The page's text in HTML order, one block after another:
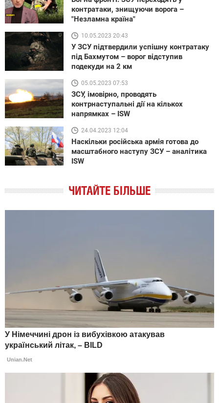
контратаки, знищуючи ворога –
"Незламна країна"
10.05.2023 20:43
У ЗСУ підтвердили успішну контратаку
під Бахмутом – ворог відступив
подекуди на 2 км
05.05.2023 07:53
ЗСУ, імовірно, проводять
контрнаступальні дії на кількох
напрямках – ISW
24.04.2023 12:04
Наскільки російська армія готова до
масштабного наступу ЗСУ – аналітика
ISW
ЧИТАЙТЕ БІЛЬШЕ